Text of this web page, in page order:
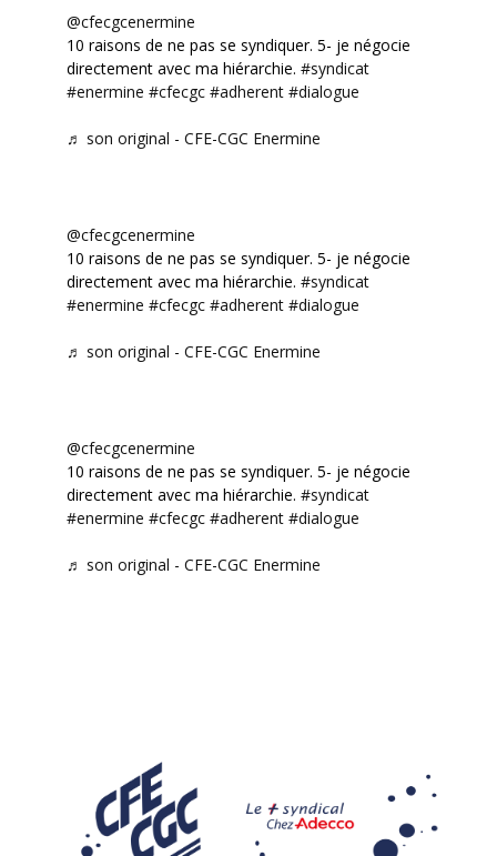
@cfecgcenermine
10 raisons de ne pas se syndiquer. 5- je négocie
directement avec ma hiérarchie. #syndicat
#enermine #cfecgc #adherent #dialogue
♬ son original - CFE-CGC Enermine
@cfecgcenermine
10 raisons de ne pas se syndiquer. 5- je négocie
directement avec ma hiérarchie. #syndicat
#enermine #cfecgc #adherent #dialogue
♬ son original - CFE-CGC Enermine
@cfecgcenermine
10 raisons de ne pas se syndiquer. 5- je négocie
directement avec ma hiérarchie. #syndicat
#enermine #cfecgc #adherent #dialogue
♬ son original - CFE-CGC Enermine